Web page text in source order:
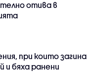
отива в
при които загина
и бяха ранени